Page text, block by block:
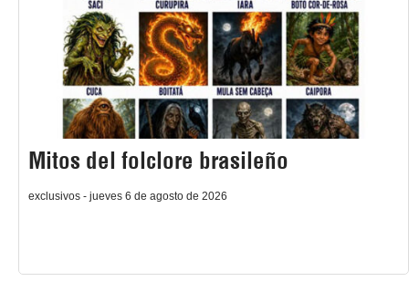
Mitos del folclore brasileño
exclusivos - jueves 6 de agosto de 2026